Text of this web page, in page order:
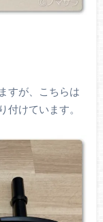
すが、こちらは
付けています。